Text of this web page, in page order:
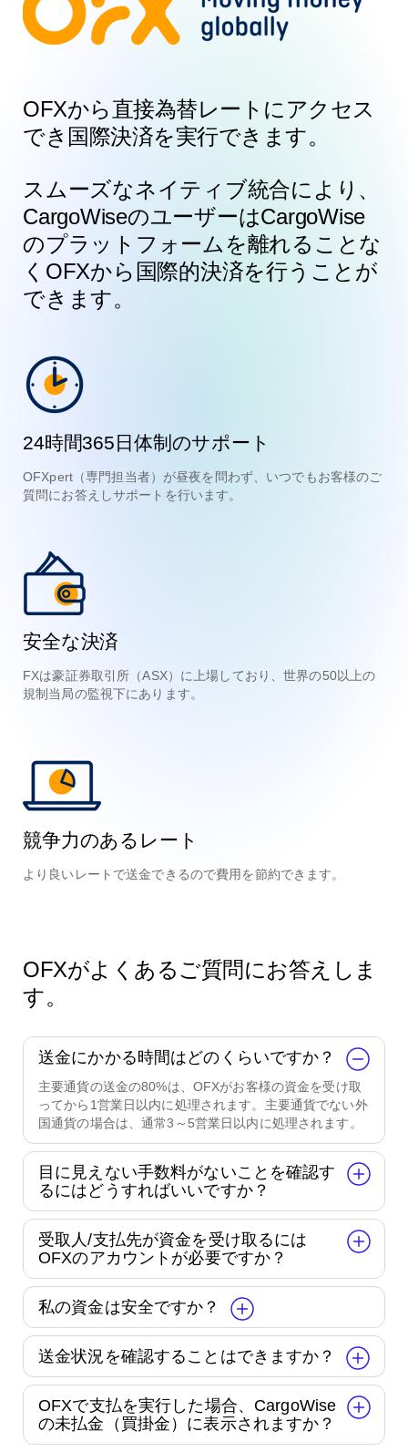
OFXから直接為替レートにアクセス
でき国際決済を実行できます。
スムーズなネイティブ統合により、
CargoWiseのユーザーはCargoWise
のプラットフォームを離れることな
くOFXから国際的決済を行うことが
できます。
24時間365日体制のサポート
OFXpert（専門担当者）が昼夜を問わず、いつでもお客様のご
質問にお答えしサポートを行います。
安全な決済
FXは豪証券取引所（ASX）に上場しており、世界の50以上の
規制当局の監視下にあります。
競争力のあるレート
より良いレートで送金できるので費用を節約できます。
OFXがよくあるご質問にお答えしま
す。
送金にかかる時間はどのくらいですか？
主要通貨の送金の80%は、OFXがお客様の資金を受け取
ってから1営業日以内に処理されます。主要通貨でない外
国通貨の場合は、通常3～5営業日以内に処理されます。
目に見えない手数料がないことを確認す
るにはどうすればいいですか？
受取人/支払先が資金を受け取るには
OFXのアカウントが必要ですか？
私の資金は安全ですか？
送金状況を確認することはできますか？
OFXで支払を実行した場合、CargoWise
の未払金（買掛金）に表示されますか？